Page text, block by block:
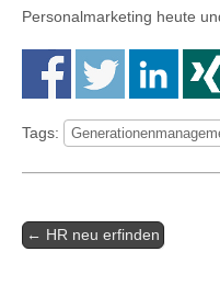
Personalmarketing heute
Tags:
Artikel-
Navigation
← HR neu erfinden